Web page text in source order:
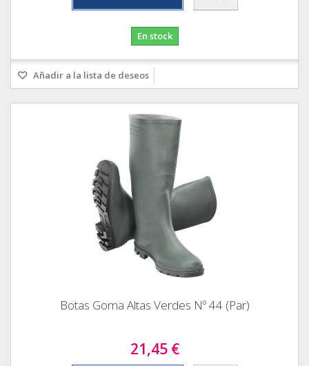
En stock
Añadir a la lista de deseos
Botas Goma Altas Verdes Nº 44 (Par)
21,45 €